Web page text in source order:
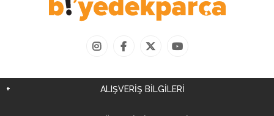
ALIŞVERİŞ BİLGİLERİ